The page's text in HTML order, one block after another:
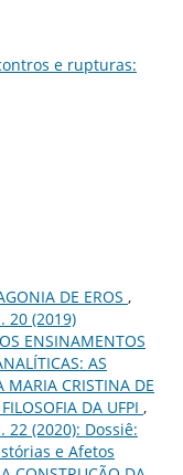
e rupturas:
DE EROS ,
20 (2019)
ENSINAMENTOS
AS
MARIA CRISTINA DE
DA UFPI ,
22 (2020): Dossiê:
e Afetos